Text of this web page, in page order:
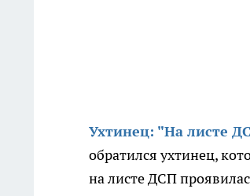
Ухтинец: "На листе
обратился ухтинец,
на листе ДСП